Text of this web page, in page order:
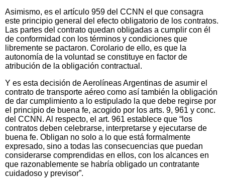
Asimismo, es el artículo 959 del CCNN el que consagra
este principio general del efecto obligatorio de los contratos.
Las partes del contrato quedan obligadas a cumplir con él
de conformidad con los términos y condiciones que
libremente se pactaron. Corolario de ello, es que la
autonomía de la voluntad se constituye en factor de
atribución de la obligación contractual.
Y es esta decisión de Aerolíneas Argentinas de asumir el
contrato de transporte aéreo como así también la obligación
de dar cumplimiento a lo estipulado la que debe regirse por
el principio de buena fe, acogido por los arts. 9, 961 y conc.
del CCNN. Al respecto, el art. 961 establece que “los
contratos deben celebrarse, interpretarse y ejecutarse de
buena fe. Obligan no solo a lo que está formalmente
expresado, sino a todas las consecuencias que puedan
considerarse comprendidas en ellos, con los alcances en
que razonablemente se habría obligado un contratante
cuidadoso y previsor”.